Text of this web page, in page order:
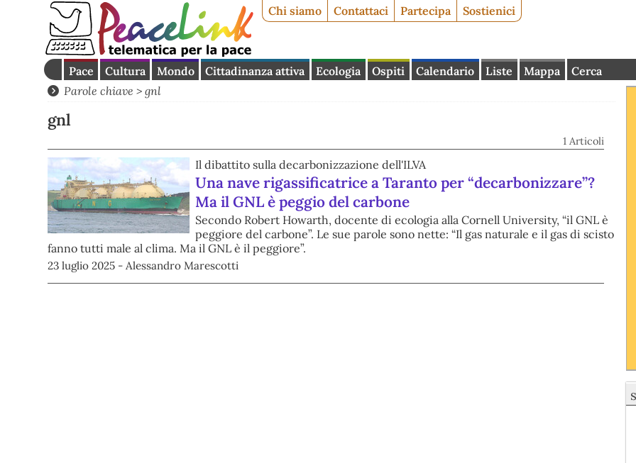
Chi siamo Contattaci Partecipa Sostienici
Pace Cultura Mondo Cittadinanza attiva Ecologia Ospiti Calendario Liste Mappa
Cerca
Parole chiave > gnl
gnl
1 Articoli
Il dibattito sulla decarbonizzazione dell'ILVA
Una nave rigassificatrice a Taranto per “decarbonizzare”?
Ma il GNL è peggio del carbone
Secondo Robert Howarth, docente di ecologia alla Cornell University, “il GNL è
peggiore del carbone”. Le sue parole sono nette: “Il gas naturale e il gas di scisto
fanno tutti male al clima. Ma il GNL è il peggiore”.
23 luglio 2025 - Alessandro Marescotti